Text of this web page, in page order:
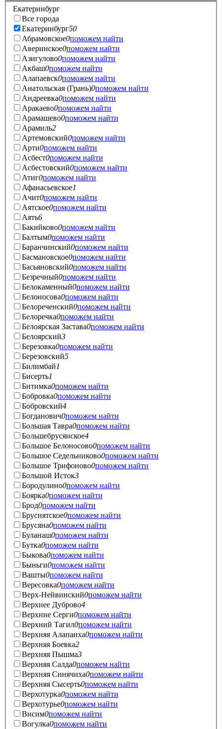
Екатеринбург
Все города
Екатеринбург50
Абрамовское0поможем найти
Аверинское0поможем найти
Азигулово0поможем найти
Акбаш0поможем найти
Алапаевск0поможем найти
Анатольская (Грань)0поможем найти
Андреевка0поможем найти
Аракаево0поможем найти
Арамашево0поможем найти
Арамиль2
Артемовский0поможем найти
Арти0поможем найти
Асбест0поможем найти
Асбестовский0поможем найти
Атиг0поможем найти
Афанасьевское1
Ачит0поможем найти
Аятское0поможем найти
Аять6
Бакийково0поможем найти
Балтым0поможем найти
Баранчинский0поможем найти
Басмановское0поможем найти
Басьяновский0поможем найти
Безречный0поможем найти
Белокаменный0поможем найти
Белоносова0поможем найти
Белореченский0поможем найти
Белоречка0поможем найти
Белоярская Застава0поможем найти
Белоярский3
Березовка0поможем найти
Березовский5
Билимбай1
Бисерть1
Битимка0поможем найти
Бобровка0поможем найти
Бобровский4
Богданович0поможем найти
Большая Тавра0поможем найти
Большебрусянское4
Большое Белоносово0поможем найти
Большое Седельниково0поможем найти
Большое Трифоново0поможем найти
Большой Исток3
Бородулино0поможем найти
Боярка0поможем найти
Брод0поможем найти
Бруснятское0поможем найти
Брусяна0поможем найти
Буланаш0поможем найти
Бутка0поможем найти
Быкова0поможем найти
Быньги0поможем найти
Вашты0поможем найти
Вересовка0поможем найти
Верх-Нейвинский0поможем найти
Верхнее Дуброво4
Верхние Серги0поможем найти
Верхний Тагил0поможем найти
Верхняя Алапаиха0поможем найти
Верхняя Боевка2
Верхняя Пышма3
Верхняя Салда0поможем найти
Верхняя Синячиха0поможем найти
Верхняя Сысерть0поможем найти
Верхотурка0поможем найти
Верхотурье0поможем найти
Висим0поможем найти
Вогулка0поможем найти